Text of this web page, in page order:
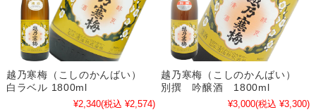
越乃寒梅（こしのかんばい）
白ラベル 1800ml
¥2,340(税込 ¥2,574)
越乃寒梅（こしのかんばい）
別撰 吟醸酒 1800ml
¥3,000(税込 ¥3,300)